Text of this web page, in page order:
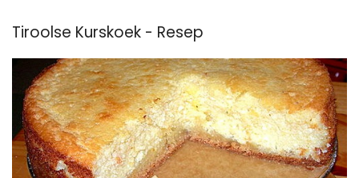
Tiroolse Kurskoek - Resep